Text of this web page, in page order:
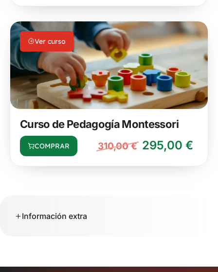
Ver curso
Curso de Pedagogía Montessori
COMPRAR 310,00€ 295,00 €
Información extra